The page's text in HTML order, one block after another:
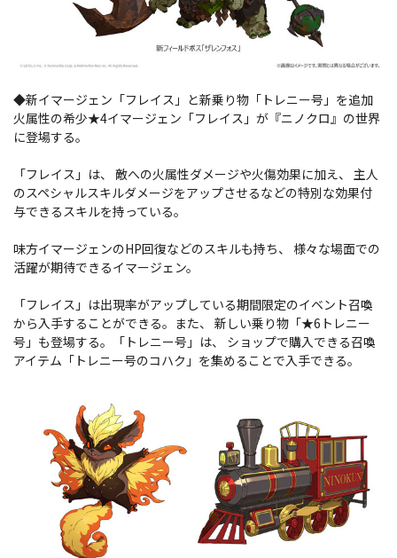
◆新イマージェン「フレイス」と新乗り物「トレニー号」を追加
火属性の希少★4イマージェン「フレイス」が『ニノクロ』の世界
に登場する。
「フレイス」は、 敵への火属性ダメージや火傷効果に加え、 主人
のスペシャルスキルダメージをアップさせるなどの特別な効果付
与できるスキルを持っている。
味方イマージェンのHP回復などのスキルも持ち、 様々な場面での
活躍が期待できるイマージェン。
「フレイス」は出現率がアップしている期間限定のイベント召喚
から入手することができる。また、 新しい乗り物「★6トレニー
号」も登場する。「トレニー号」は、 ショップで購入できる召喚
アイテム「トレニー号のコハク」を集めることで入手できる。